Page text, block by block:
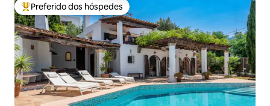
Entre os melhores preferidos dos hóspedes
Preferido dos hóspedes